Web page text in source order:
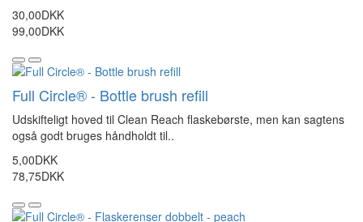
30,00DKK
99,00DKK
Full Circle® - Bottle brush refill
Udskifteligt hoved til Clean Reach flaskebørste, men kan sagtens
også godt bruges håndholdt til..
5,00DKK
78,75DKK